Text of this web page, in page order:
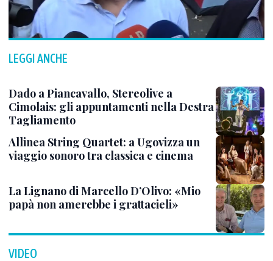
LEGGI ANCHE
Dado a Piancavallo, Stereolive a
Cimolais: gli appuntamenti nella Destra
Tagliamento
Allinea String Quartet: a Ugovizza un
viaggio sonoro tra classica e cinema
La Lignano di Marcello D’Olivo: «Mio
papà non amerebbe i grattacieli»
VIDEO